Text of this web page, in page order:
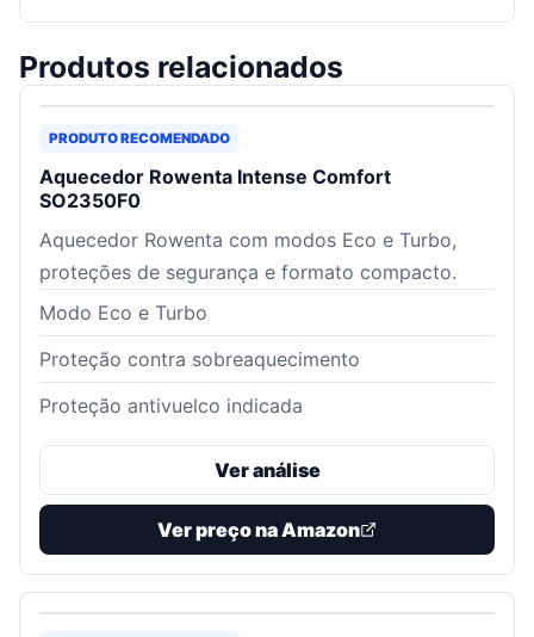
Produtos relacionados
PRODUTO RECOMENDADO
Aquecedor Rowenta Intense Comfort
SO2350F0
Aquecedor Rowenta com modos Eco e Turbo,
proteções de segurança e formato compacto.
Modo Eco e Turbo
Proteção contra sobreaquecimento
Proteção antivuelco indicada
Ver análise
Ver preço na Amazon